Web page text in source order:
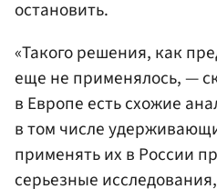
остановить.
«Такого решения, как
еще не применялось, —
в Европе есть схожие
в том числе
применять их в России
серьезные